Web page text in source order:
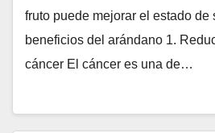
fruto puede mejorar el estado
beneficios del arándano 1.
cáncer El cáncer es una de…